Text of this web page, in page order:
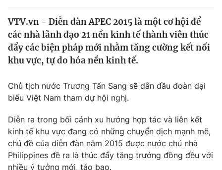
Y tế
Thế giới
Tin tức
Thế giới đó đây
Câu chuyện quốc tế
Tài chính
Thị trường
Góc doanh nghiệp
Dữ liệu và đời sống
Truyền hình
Phim VTV
Giải trí
VTV.vn - Diễn đàn APEC 2015 là một cơ hội để
các nhà lãnh đạo 21 nền kinh tế thành viên thúc
đẩy các biện pháp mới nhằm tăng cường kết nối
khu vực, tự do hóa nền kinh tế.
Chủ tịch nước Trương Tấn Sang sẽ dẫn đầu đoàn đại
biểu Việt Nam tham dự hội nghị.
Diễn ra trong bối cảnh xu hướng hợp tác và liên kết
kinh tế khu vực đang có những chuyển dịch mạnh mẽ,
chủ đề của diễn đàn năm 2015 được nước chủ nhà
Philippines đề ra là thúc đẩy tăng trưởng đồng đều với
nhiều ý tưởng mới, táo bạo.